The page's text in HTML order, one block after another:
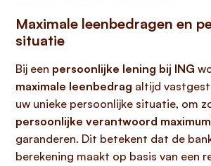
Maximale leenbedragen en
situatie
Bij een persoonlijke lening bij ING
maximale leenbedrag altijd
uw unieke persoonlijke situatie, om
persoonlijke verantwoord
garanderen. Dit betekent dat de
berekening maakt op basis van een